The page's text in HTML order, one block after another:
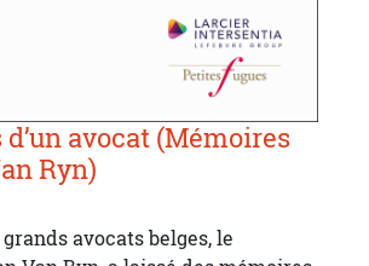
avocat (Mémoires
Ryn)
avocats belges, le